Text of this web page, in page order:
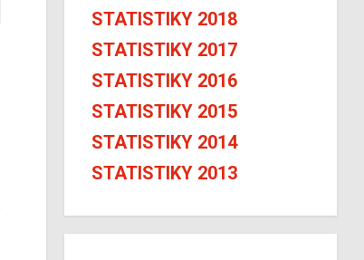
STATISTIKY 2018
STATISTIKY 2017
STATISTIKY 2016
STATISTIKY 2015
STATISTIKY 2014
STATISTIKY 2013